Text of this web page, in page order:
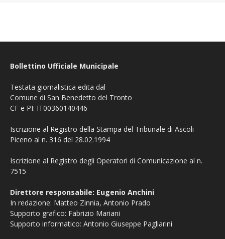
Bollettino Ufficiale Municipale
Testata giornalistica edita dal
Comune di San Benedetto del Tronto
CF e PI: IT00360140446
Iscrizione al Registro della Stampa del Tribunale di Ascoli
Piceno al n. 316 del 28.02.1994
Iscrizione al Registro degli Operatori di Comunicazione al n.
7515
Direttore responsabile: Eugenio Anchini
In redazione: Matteo Zinnia, Antonio Prado
Supporto grafico: Fabrizio Mariani
Supporto informatico: Antonio Giuseppe Pagliarini